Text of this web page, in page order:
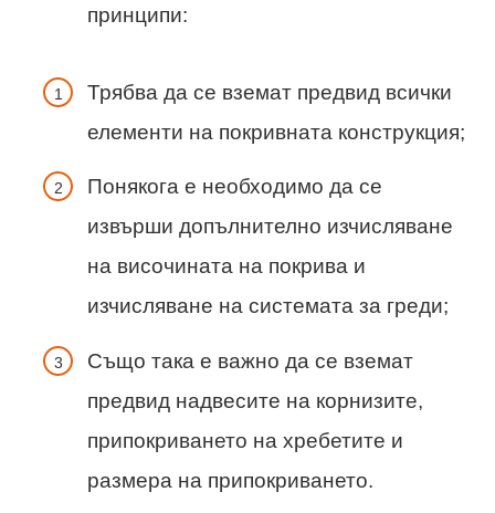
принципи:
Трябва да се вземат предвид всички
елементи на покривната конструкция;
Понякога е необходимо да се
извърши допълнително изчисляване
на височината на покрива и
изчисляване на системата за греди;
Също така е важно да се вземат
предвид надвесите на корнизите,
припокриването на хребетите и
размера на припокриването.